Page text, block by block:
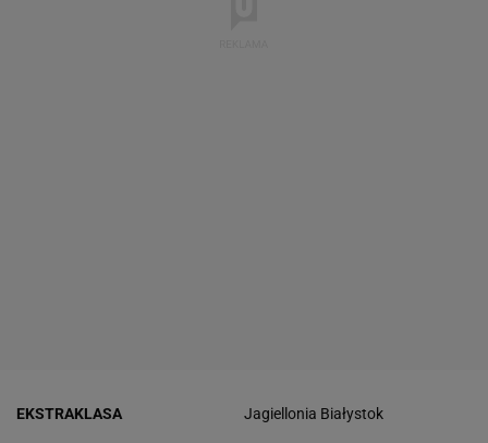
EKSTRAKLASA Jagiellonia Białystok